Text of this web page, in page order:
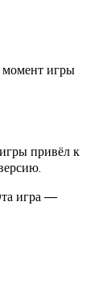
момент игры
привёл к
игра —